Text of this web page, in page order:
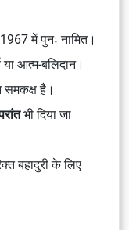
में पुनः नामित।
या आत्म-बलिदान।
समकक्ष है।
भी दिया जा
बहादुरी के लिए